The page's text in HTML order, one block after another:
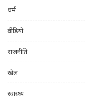
धर्म
वीडियो
राजनीति
खेल
स्वास्थ्य